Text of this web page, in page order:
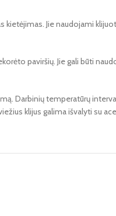
Jie naudojami
paviršių. Jie gali būti
Darbinių temperatūrų
klijus galima išvalyti su